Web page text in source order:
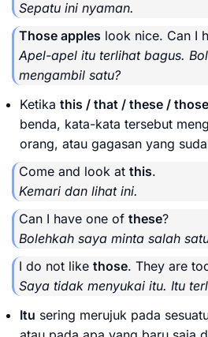
Sepatu ini nyaman.
Those apples look nice. Can I
Apel-apel itu terlihat bagus.
mengambil satu?
Ketika this / that / these / those
benda, kata-kata tersebut
orang, atau gagasan yang
Come and look at this.
Kemari dan lihat ini.
Can I have one of these?
Bolehkah saya minta salah
I do not like those. They are
Saya tidak menyukai itu. Itu
Itu sering merujuk pada